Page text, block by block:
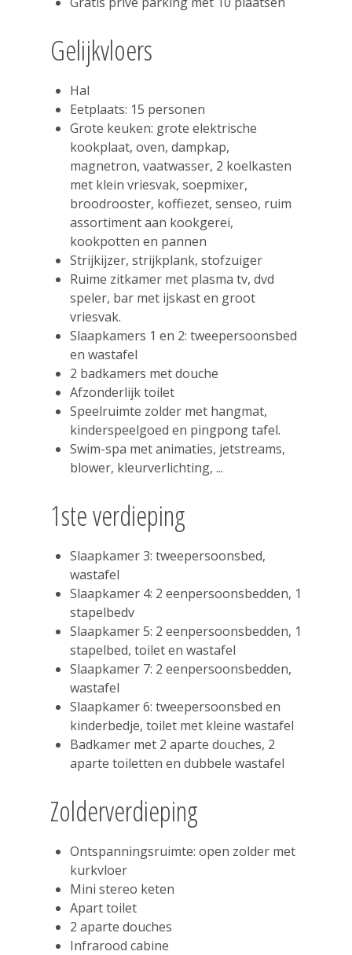
Gelijkvloers
Hal
Eetplaats: 15 personen
Grote keuken: grote elektrische
kookplaat, oven, dampkap,
magnetron, vaatwasser, 2 koelkasten
met klein vriesvak, soepmixer,
broodrooster, koffiezet, senseo, ruim
assortiment aan kookgerei,
kookpotten en pannen
Strijkijzer, strijkplank, stofzuiger
Ruime zitkamer met plasma tv, dvd
speler, bar met ijskast en groot
vriesvak.
Slaapkamers 1 en 2: tweepersoonsbed
en wastafel
2 badkamers met douche
Afzonderlijk toilet
Speelruimte zolder met hangmat,
kinderspeelgoed en pingpong tafel.
Swim-spa met animaties, jetstreams,
blower, kleurverlichting, ...
1ste verdieping
Slaapkamer 3: tweepersoonsbed,
wastafel
Slaapkamer 4: 2 eenpersoonsbedden, 1
stapelbedv
Slaapkamer 5: 2 eenpersoonsbedden, 1
stapelbed, toilet en wastafel
Slaapkamer 7: 2 eenpersoonsbedden,
wastafel
Slaapkamer 6: tweepersoonsbed en
kinderbedje, toilet met kleine wastafel
Badkamer met 2 aparte douches, 2
aparte toiletten en dubbele wastafel
Zolderverdieping
Ontspanningsruimte: open zolder met
kurkvloer
Mini stereo keten
Apart toilet
2 aparte douches
Infrarood cabine